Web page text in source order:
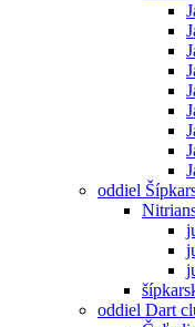
oddiel
oddiel Dart